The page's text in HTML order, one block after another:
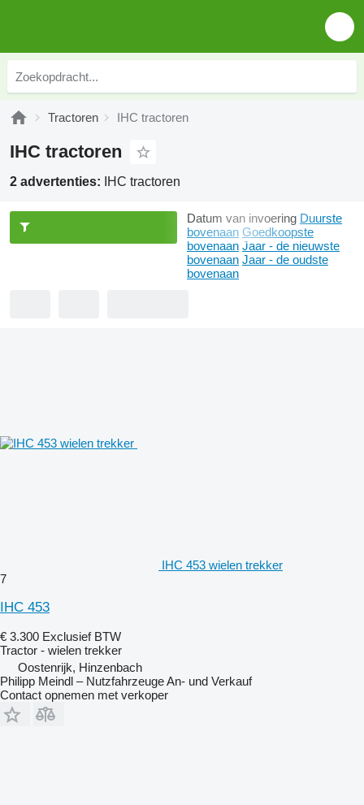
Tractoren IHC tractoren
IHC tractoren
2 advertenties: IHC tractoren
Datum van invoering Duurste
bovenaan Goedkoopste
bovenaan Jaar - de nieuwste
bovenaan Jaar - de oudste
bovenaan
IHC 453 wielen trekker
7
IHC 453
€ 3.300 Exclusief BTW
Tractor - wielen trekker
Oostenrijk, Hinzenbach
Philipp Meindl – Nutzfahrzeuge An- und Verkauf
Contact opnemen met verkoper